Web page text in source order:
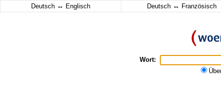
Deutsch ↔ Englisch Deutsch ↔ Französisch
Wort: